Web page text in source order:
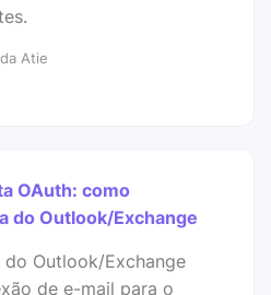
Atie
OAuth: como
do Outlook/Exchange
Outlook/Exchange
de e-mail para o